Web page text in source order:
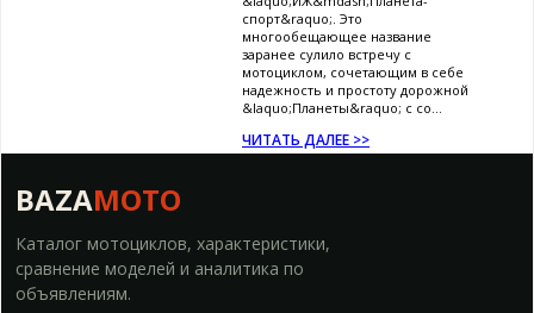
спорт&raquo;. Это
многообещающее название
заранее сулило встречу с
мотоциклом, сочетающим в себе
надежность и простоту дорожной
&laquo;Планеты&raquo; с со...
ЧИТАТЬ ДАЛЕЕ >>
BAZAMOTO
Каталог мотоциклов, характеристики,
сравнение моделей и аналитика по
объявлениям.